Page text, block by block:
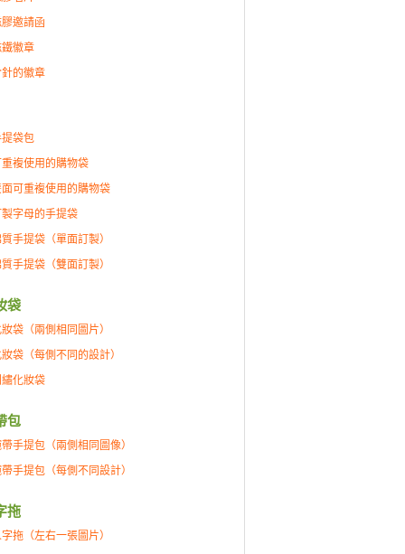
邀請函
徽章
的徽章
袋包
複使用的購物袋
可重複使用的購物袋
字母的手提袋
手提袋（單面訂製）
手提袋（雙面訂製）
袋
袋（兩側相同圖片）
袋（每側不同的設計）
化妝袋
包
手提包（兩側相同圖像）
手提包（每側不同設計）
拖
拖（左右一張圖片）